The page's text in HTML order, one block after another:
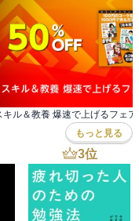
うに現場学習を促進さ
果がつながり合って生
な能力がとくに欠けて
とになる。そうして明
要な部分」について現
キル＆教養 爆速で上げるフェア
もっと見る
3位